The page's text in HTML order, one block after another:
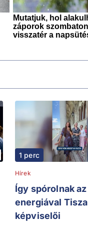
1 perc
Hírek
Így spórolnak az
energiával Tisza
képviselői